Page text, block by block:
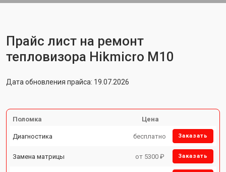
Прайс лист на ремонт
тепловизора Hikmicro M10
Дата обновления прайса: 19.07.2026
Поломка Цена
Диагностика бесплатно Заказать
Замена матрицы от 5300 ₽ Заказать